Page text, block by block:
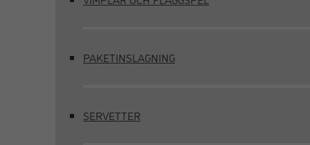
PAKETINSLAGNING
SERVETTER